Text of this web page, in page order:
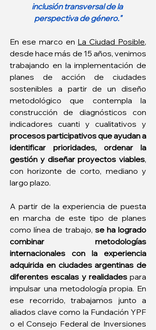
inclusión transversal de la
perspectiva de género."
En ese marco en La Ciudad Posible,
desde hace más de 15 años, venimos
trabajando en la implementación de
planes de acción de ciudades
sostenibles a partir de un diseño
metodológico que contempla la
construcción de diagnósticos con
procesos participativos que ayudan a
identificar prioridades, ordenar la
gestión y diseñar proyectos viables,
con horizonte de corto, mediano y
largo plazo.
A partir de la experiencia de puesta
en marcha de este tipo de planes
como línea de trabajo, se ha logrado
combinar metodologías
internacionales con la experiencia
adquirida en ciudades argentinas de
diferentes escalas y realidades para
impulsar una metodología propia. En
ese recorrido, trabajamos junto a
aliados clave como la Fundación YPF
o el Consejo Federal de Inversiones